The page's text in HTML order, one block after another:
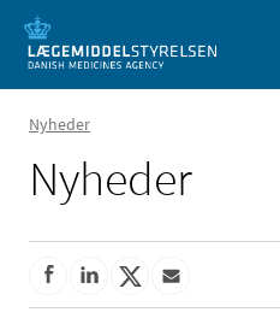
Nyheder
Nyheder